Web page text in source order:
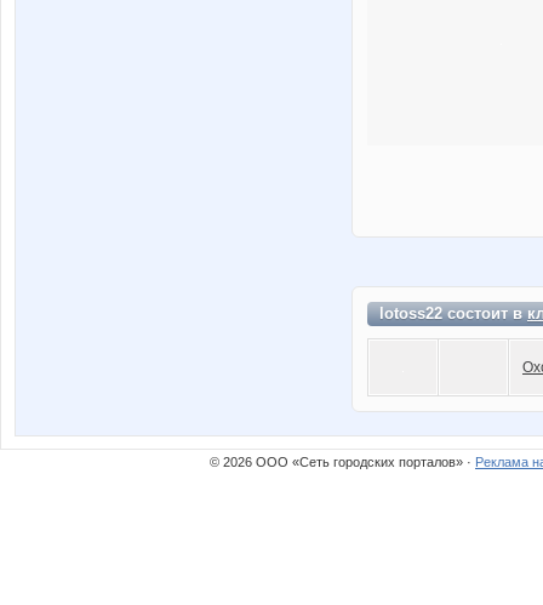
lotoss22 состоит в
© 2026 ООО «Сеть городских порталов» · Реклама